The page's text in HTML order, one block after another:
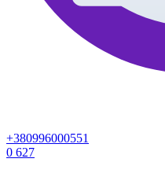
+380996000551
0 627